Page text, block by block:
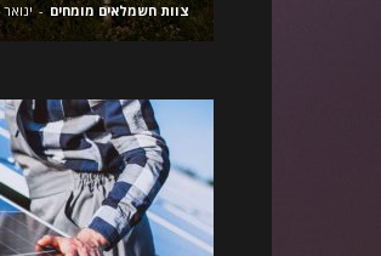
צוות חשמלאים מומחים - ינואר 24, 2023